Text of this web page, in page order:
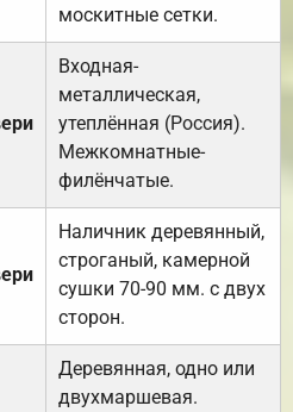
москитные сетки.
Входная-
металлическая,
утеплённая (Россия).
Межкомнатные-
филёнчатые.
Наличник деревянный,
строганый, камерной
сушки 70-90 мм. с двух
сторон.
Деревянная, одно или
двухмаршевая.